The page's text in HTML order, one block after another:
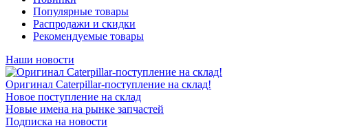
Популярные товары
Распродажи и скидки
Рекомендуемые товары
Наши новости
Оригинал Caterpillar-поступление на склад!
Новое поступление на склад
Новые имена на рынке запчастей
Подписка на новости